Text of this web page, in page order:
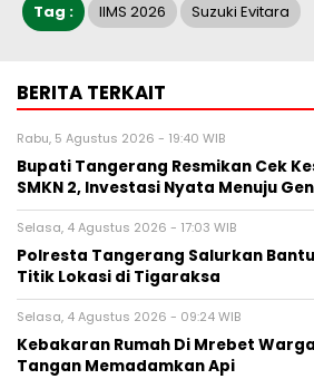
Tag : IIMS 2026 Suzuki Evitara
BERITA TERKAIT
Rabu, 5 Agustus 2026 - 19:40 WIB
‎Bupati Tangerang Resmikan Cek
SMKN 2, Investasi Nyata Menuju
Selasa, 4 Agustus 2026 - 17:03 WIB
Polresta Tangerang Salurkan
Titik Lokasi di Tigaraksa
Selasa, 4 Agustus 2026 - 09:24 WIB
Kebakaran Rumah Di Mrebet
Tangan Memadamkan Api